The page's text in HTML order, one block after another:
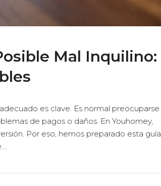
Mal Inquilino:
es clave. Es normal preocuparse
de pagos o daños. En Youhomey,
Por eso, hemos preparado esta guía